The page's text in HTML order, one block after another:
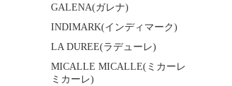
GALENA(ガレナ)
INDIMARK(インディマーク)
LA DUREE(ラデューレ)
MICALLE MICALLE(ミカーレ
ミカーレ)